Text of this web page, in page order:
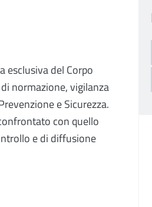
esclusiva del Corpo
normazione, vigilanza
e Sicurezza.
con quello
e di diffusione